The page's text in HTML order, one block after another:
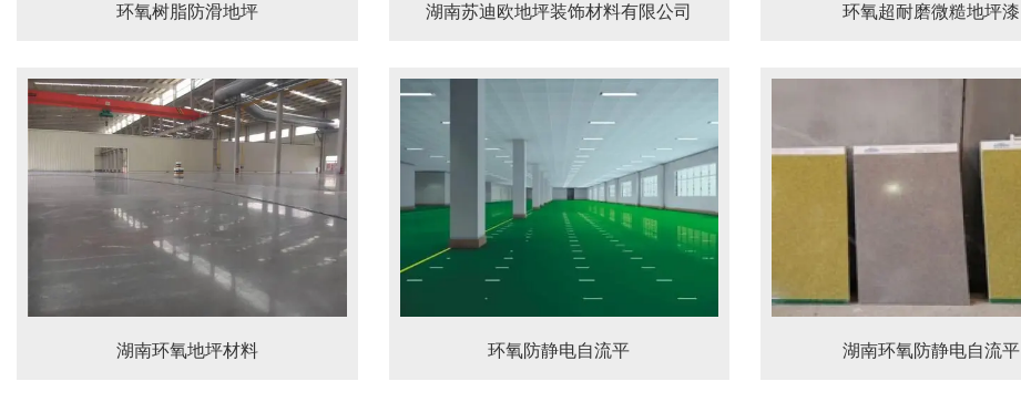
环氧树脂防滑地坪 湖南苏迪欧地坪装饰材料有限公司 环氧超耐磨微糙地坪漆
湖南环氧地坪材料 环氧防静电自流平 湖南环氧防静电自流平